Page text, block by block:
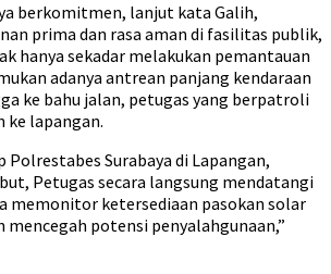
berkomitmen, lanjut kata Galih,
prima dan rasa aman di fasilitas publik,
hanya sekadar melakukan pemantauan
adanya antrean panjang kendaraan
ke bahu jalan, petugas yang berpatroli
ke lapangan.
Polrestabes Surabaya di Lapangan,
Petugas secara langsung mendatangi
memonitor ketersediaan pasokan solar
mencegah potensi penyalahgunaan,”